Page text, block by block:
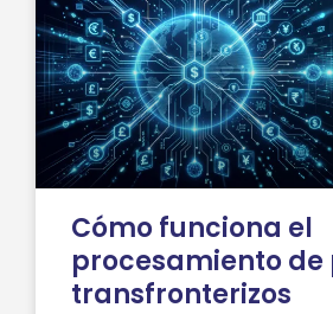
Cómo funciona el
procesamiento de
transfronterizos